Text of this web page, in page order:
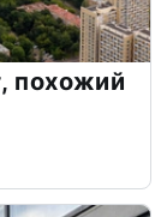
похожий